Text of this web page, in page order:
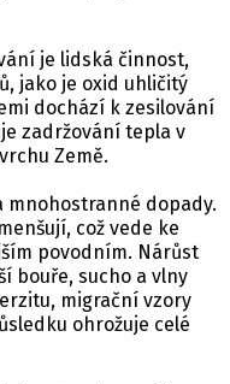
je lidská činnost,
jako je oxid uhličitý
dochází k zesilování
zadržování tepla v
Země.
mnohostranné dopady.
což vede ke
povodním. Nárůst
bouře, sucho a vlny
migrační vzory
ohrožuje celé